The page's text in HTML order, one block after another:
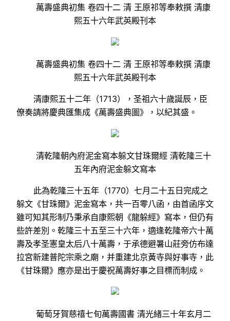
萬壽盛典初集 卷四十二 清 王原祁等奉敕撰 清康
熙五十六年武英殿刊本
萬壽盛典初集 卷四十二 清 王原祁等奉敕撰 清康
熙五十六年武英殿刊本
清康熙五十二年（1713），圣祖六十歲誕辰，臣
僚奏請將慶典匯集成《萬壽盛典圖》，以紀其盛。
清乾隆朝內府泥金寫本躲文甘珠爾經 清乾隆三十
五年內府泥金躲文寫本
此為乾隆三十五年（1770）七月二十五日完成之
躲文《甘珠爾》泥金寫本，共一百零八函，由首函序文
雖可知其形制乃秉承自康熙朝《龍躲經》寫本，但仍有
些許差別。乾隆三十五至三十六年，適逢乾隆帝六十萬
壽及孝圣憲皇太后八十萬壽，于承德避暑山莊旁仿布達
拉宮新建普陀宗乘之廟，并重建北京黃寺與好事寺，此
《甘珠爾》應亦是出于慶祝萬壽好事之目標而制成。
葡萄牙賀慈禧七旬萬壽國書 清光緒三十年玄月二